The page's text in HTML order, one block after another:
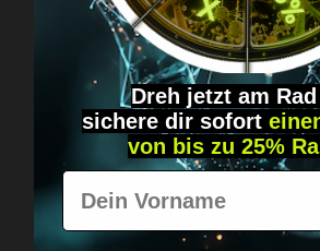
Got questions? Just
Discreet,
personal.
Dreh jetzt am Rad
sichere dir sofort
von bis zu 25%
Vorname